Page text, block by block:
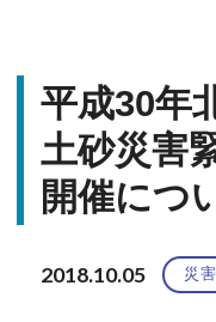
平成30年
土砂災害
開催につ
2018.10.05 災